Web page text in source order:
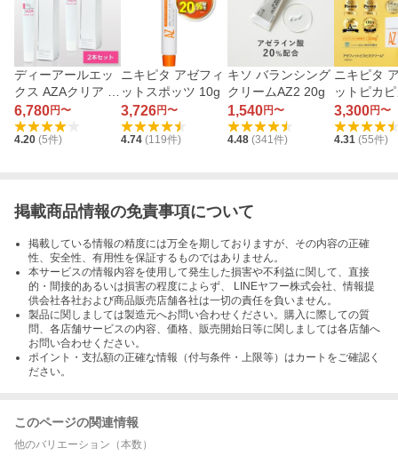
ディーアールエッ
クス AZAクリア 1
5g×2本
6,780円〜
4.20 (5件)
ニキピタ アゼフィ
ットスポッツ 10g
3,726円〜
4.74 (119件)
キソ バランシング
クリームAZ2 20g
1,540円〜
4.48 (341件)
ニキピタ
ットピカ
ーム 30g
3,300円〜
4.31 (55件)
掲載商品情報の免責事項について
掲載している情報の精度には万全を期しておりますが、その内容の正確
性、安全性、有用性を保証するものではありません。
本サービスの情報内容を使用して発生した損害や不利益に関して、直接
的・間接的あるいは損害の程度によらず、 LINEヤフー株式会社、情報提
供会社各社および商品販売店舗各社は一切の責任を負いません。
製品に関しましては製造元へお問い合わせください。購入に際しての質
問、各店舗サービスの内容、価格、販売開始日等に関しましては各店舗へ
お問い合わせください。
ポイント・支払額の正確な情報（付与条件・上限等）はカートをご確認く
ださい。
このページの関連情報
他のバリエーション（本数）